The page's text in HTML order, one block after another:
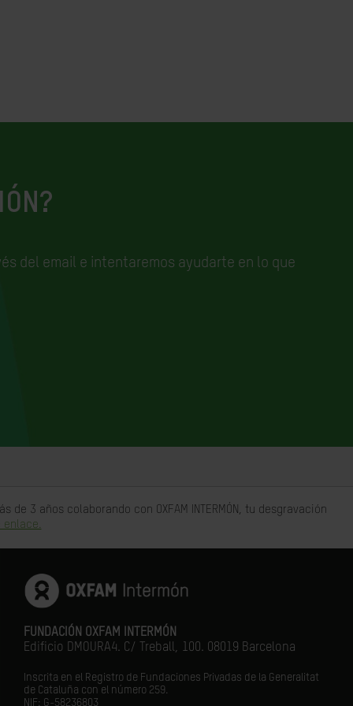
del email e intentaremos ayudarte en lo que
3 años colaborando con OXFAM INTERMÓN, tu desgravación
enlace.
FUNDACIÓN OXFAM INTERMÓN
Edificio DMOURA4. C/ Treball, 100. 08019 Barcelona
Inscrita en el Registro de Fundaciones Privadas de la Generalitat
de Cataluña con el número 259.
NIF: G-58236803